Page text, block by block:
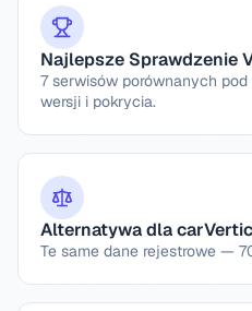
Najlepsze Sprawdzenie
7 serwisów porównanych
wersji i pokrycia.
Alternatywa dla
Te same dane rejestrowe —